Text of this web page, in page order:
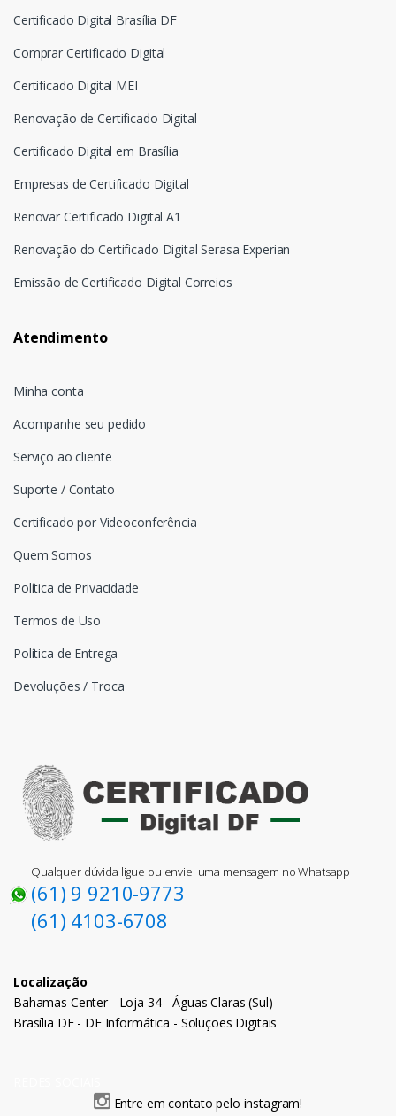
Certificado Digital Brasília DF
Comprar Certificado Digital
Certificado Digital MEI
Renovação de Certificado Digital
Certificado Digital em Brasília
Empresas de Certificado Digital
Renovar Certificado Digital A1
Renovação do Certificado Digital Serasa Experian
Emissão de Certificado Digital Correios
Atendimento
Minha conta
Acompanhe seu pedido
Serviço ao cliente
Suporte / Contato
Certificado por Videoconferência
Quem Somos
Política de Privacidade
Termos de Uso
Política de Entrega
Devoluções / Troca
Qualquer dúvida ligue ou enviei uma mensagem no Whatsapp
(61) 9 9210-9773
(61) 4103-6708
Localização
Bahamas Center - Loja 34 - Águas Claras (Sul)
Brasília DF - DF Informática - Soluções Digitais
Entre em contato pelo instagram!